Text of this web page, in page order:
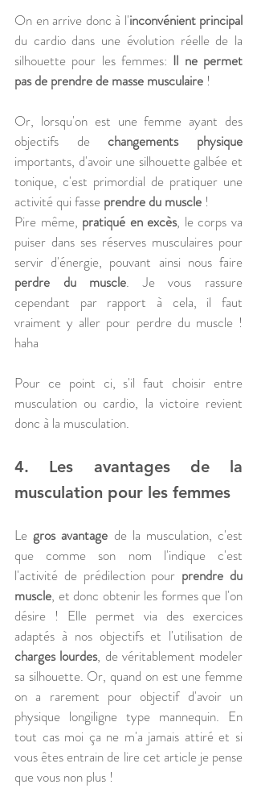
On en arrive donc à l'inconvénient principal
du cardio dans une évolution réelle de la
silhouette pour les femmes: Il ne permet
pas de prendre de masse musculaire !
Or, lorsqu'on est une femme ayant des
objectifs de changements physique
importants, d'avoir une silhouette galbée et
tonique, c'est primordial de pratiquer une
activité qui fasse prendre du muscle !
Pire même, pratiqué en excès, le corps va
puiser dans ses réserves musculaires pour
perdre du muscle. Je vous rassure
cependant par rapport à cela, il faut
vraiment y aller pour perdre du muscle !
haha
Pour ce point ci, s'il faut choisir entre
musculation ou cardio, la victoire revient
donc à la musculation.
4. Les avantages de la
musculation pour les femmes
Le gros avantage de la musculation, c'est
que comme son nom l'indique c'est
l'activité de prédilection pour prendre du
muscle, et donc obtenir les formes que l'on
désire ! Elle permet via des exercices
charges lourdes, de véritablement modeler
sa silhouette. Or, quand on est une femme
on a rarement pour objectif d'avoir un
physique longiligne type mannequin. En
tout cas moi ça ne m'a jamais attiré et si
vous êtes entrain de lire cet article je pense
que vous non plus !